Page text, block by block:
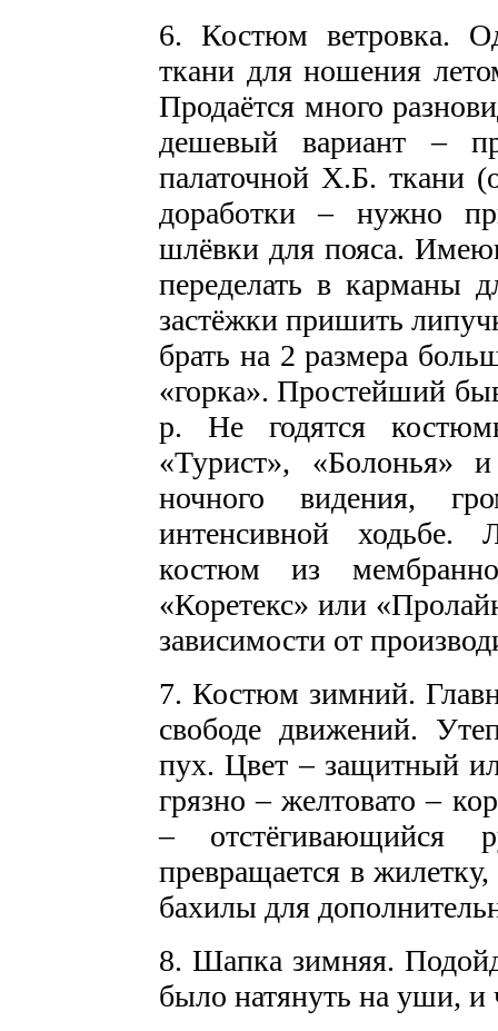
6. Костюм ветровка.
ткани для ношения
Продаётся много
дешевый вариант –
палаточной Х.Б. ткани
доработки – нужно
шлёвки для пояса.
переделать в карманы
застёжки пришить
брать на 2 размера
«горка». Простейший
р. Не годятся
«Турист»,
ночного видения,
интенсивной
костюм из
«Коретекс» или
зависимости от
7. Костюм зимний.
свободе движений.
пух. Цвет – защитный
грязно – желтовато –
– отстёгивающийся
превращается в
бахилы для
8. Шапка зимняя.
было натянуть на уши, и